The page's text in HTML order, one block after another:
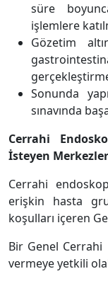
süre
işlemlere
Gözetim
Sonunda
sınavında
Cerrahi
İsteyen
Cerrahi
erişkin hasta
koşulları içeren
Bir Genel
vermeye yetkili